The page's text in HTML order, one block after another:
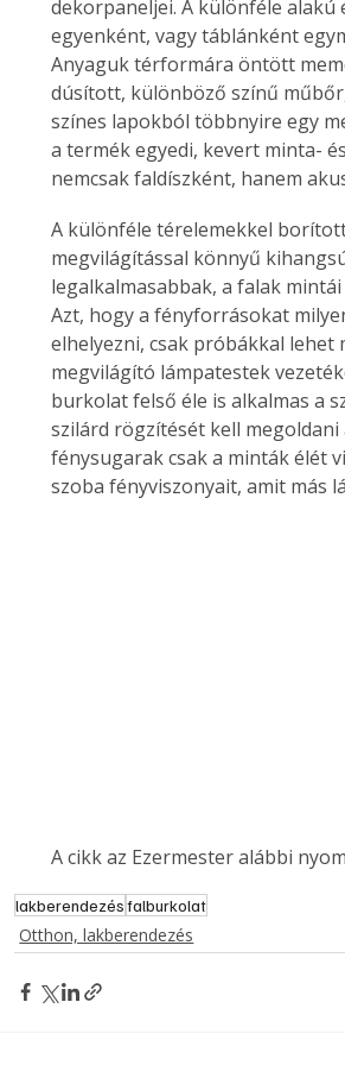
Ezermester lapszámai. A
Laptapir kényelmes megoldás,
mert: – t
dekorpaneljei. A különféle
egyenként, vagy táblánként
Anyaguk térformára öntött
dúsított, különböző színű
színes lapokból többnyire egy
a termék egyedi, kevert minta-
nemcsak faldíszként, hanem
A különféle térelemekkel
megvilágítással könnyű
legalkalmasabbak, a falak
Azt, hogy a fényforrásokat
elhelyezni, csak próbákkal
megvilágító lámpatestek
burkolat felső éle is alkalmas a
szilárd rögzítését kell
fénysugarak csak a minták élét
szoba fényviszonyait, amit más
A cikk az Ezermester alábbi
lakberendezésfalburkolat
Otthon, lakberendezés